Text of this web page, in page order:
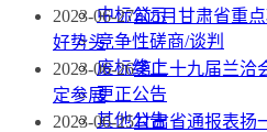
中标公示
竞争性磋商/谈判
废标终止
更正公告
其他公告
2023-06-27前5月甘肃省重
好势头
2023-06-26第二十九届兰洽
定参展
2023-06-25甘肃省通报表扬